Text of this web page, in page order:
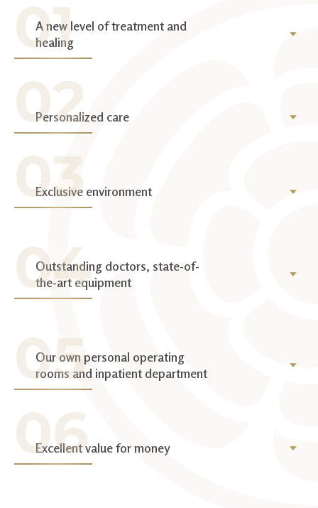
A new level of treatment and
healing
Personalized care
Exclusive environment
Outstanding doctors, state-of-
the-art equipment
Our own personal operating
rooms and inpatient department
Excellent value for money